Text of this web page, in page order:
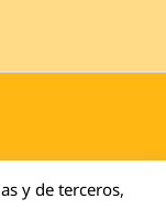
y de terceros,